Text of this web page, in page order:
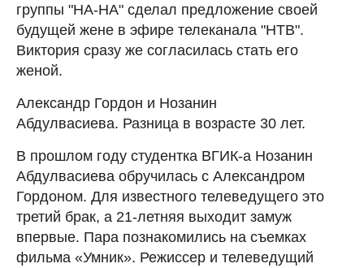
группы "НА-НА" сделал предложение своей
будущей жене в эфире телеканала "НТВ".
Виктория сразу же согласилась стать его
женой.
Александр Гордон и Нозанин
Абдулвасиева. Разница в возрасте 30 лет.
В прошлом году студентка ВГИК-а Нозанин
Абдулвасиева обручилась с Александром
Гордоном. Для известного телеведущего это
третий брак, а 21-летняя выходит замуж
впервые. Пара познакомились на съемках
фильма «Умник». Режиссер и телеведущий